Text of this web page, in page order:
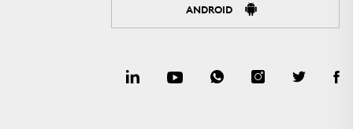
ANDROID